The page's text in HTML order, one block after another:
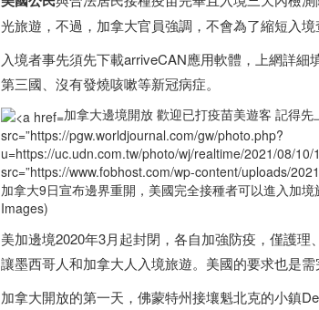
光旅遊，不過， 加拿大官員強調，不會為了縮短入
入境者事先須先下載arriveCAN應用軟體，上網詳細
第三國、沒有發燒咳嗽等新冠病症。
加拿大邊境開放 歡迎已打疫苗美遊客 記得先
src=”https://pgw.worldjournal.com/gw/photo.php?
u=https://uc.udn.com.tw/photo/wj/realtime/2021/08/
src=”https://www.fobhost.com/wp-content/uploads/
加拿大9日宣布邊界重開，美國完全接種者可以進入加境
Images)
美加邊境2020年3月起封閉，各自加強防疫，僅護
讓墨西哥人和加拿大人入境旅遊。美國的要求也是需
加拿大開放的第一天，佛蒙特州接壤魁北克的小鎮